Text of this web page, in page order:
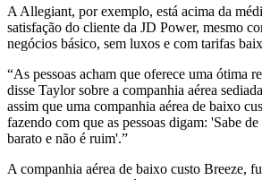
A Allegiant, por exemplo, está acima da
satisfação do cliente da JD Power, mesmo
negócios básico, sem luxos e com tarifas
“As pessoas acham que oferece uma ótima
disse Taylor sobre a companhia aérea
assim que uma companhia aérea de baixo
fazendo com que as pessoas digam: 'Sabe
barato e não é ruim'.”
A companhia aérea de baixo custo Breeze,